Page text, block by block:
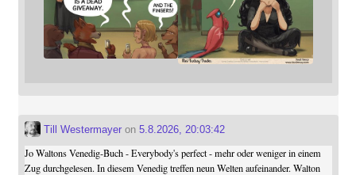
Till Westermayeron 5.8.2026, 20:03:42
Jo Waltons Venedig-Buch - Everybody's perfect - mehr oder weniger in einem
Zug durchgelesen. In diesem Venedig treffen neun Welten aufeinander. Walton